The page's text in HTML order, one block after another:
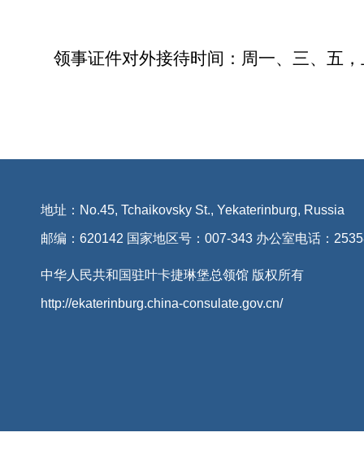
领事证件对外接待时间：周一、三、五
地址：No.45, Tchaikovsky St., Yekaterinburg, Russia
邮编：620142 国家地区号：007-343 办公室电话：
中华人民共和国驻叶卡捷琳堡总领馆 版权所有
http://ekaterinburg.china-consulate.gov.cn/